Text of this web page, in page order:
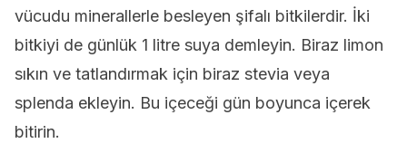
vücudu minerallerle besleyen şifalı bitkilerdir. İki
bitkiyi de günlük 1 litre suya demleyin. Biraz limon
sıkın ve tatlandırmak için biraz stevia veya
splenda ekleyin. Bu içeceği gün boyunca içerek
bitirin.